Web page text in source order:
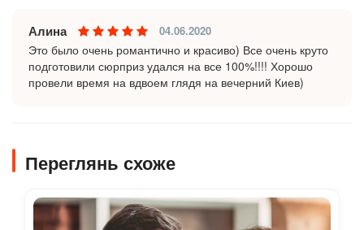
Алина 04.06.2020
Это было очень романтично и красиво) Все очень круто
подготовили сюрприз удался на все 100%!!!! Хорошо
провели время на вдвоем глядя на вечерний Киев)
Переглянь схоже